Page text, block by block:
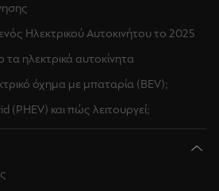
Ηλεκτρικού Αυτοκινήτου το 2025
ηλεκτρικά αυτοκίνητα
όχημα με μπαταρία (BEV);
(PHEV) και πώς λειτουργεί;